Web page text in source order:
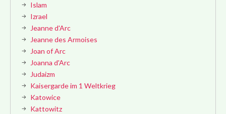
Islam
Izrael
Jeanne d'Arc
Jeanne des Armoises
Joan of Arc
Joanna d'Arc
Judaizm
Kaisergarde im 1 Weltkrieg
Katowice
Kattowitz